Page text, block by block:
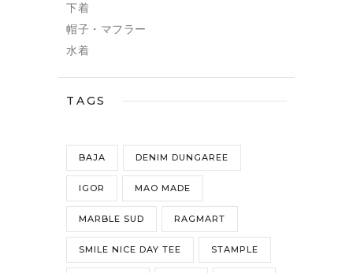
下着
帽子・マフラー
水着
TAGS
BAJA DENIM DUNGAREE
IGOR MAO MADE
MARBLE SUD RAGMART
SMILE NICE DAY TEE STAMPLE